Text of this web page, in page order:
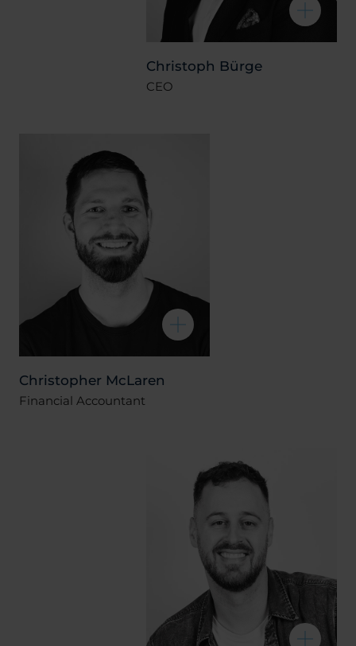
Christoph Bürge
CEO
Christopher McLaren
Financial Accountant